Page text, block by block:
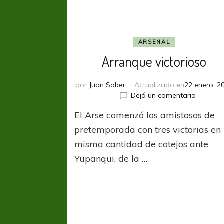
ARSENAL
Arranque victorioso
por Juan Saber Actualizado en22 enero,
Dejá un comentario
victorioso
El Arse comenzó los amistosos de
pretemporada con tres victorias en
misma cantidad de cotejos ante
Yupanqui, de la …